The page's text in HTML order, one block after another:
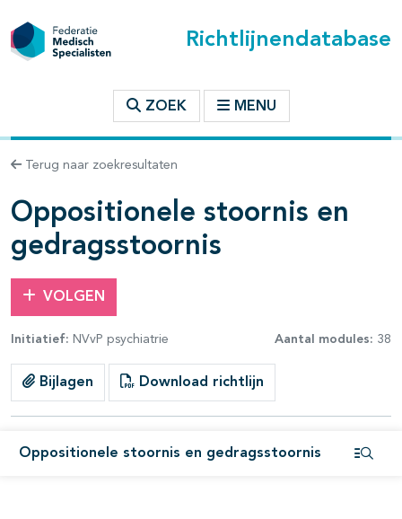
Richtlijnendatabase
ZOEK MENU
Terug naar zoekresultaten
Oppositionele stoornis en
gedragsstoornis
VOLGEN
Initiatief: NVvP psychiatrie Aantal modules: 38
Bijlagen Download richtlijn
Oppositionele stoornis en gedragsstoornis
binnen deze richtlijn
open- en dichtklappen
open- en dichtklappen